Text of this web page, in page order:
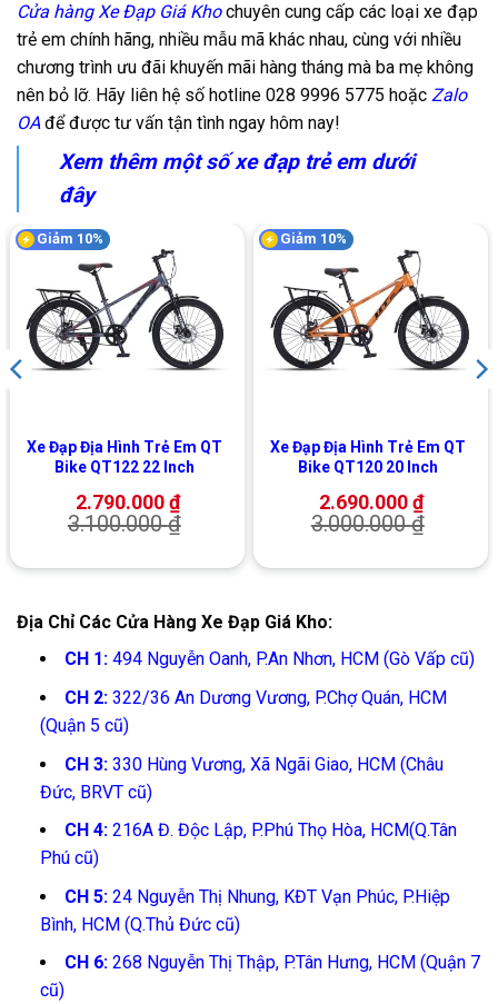
Cửa hàng Xe Đạp Giá Khochuyên cung cấp các loại xe đạp
trẻ em chính hãng, nhiều mẫu mã khác nhau, cùng với nhiều
chương trình ưu đãi khuyến mãi hàng tháng mà ba mẹ không
nên bỏ lỡ. Hãy liên hệ số hotline 028 9996 5775 hoặc Zalo
OAđể được tư vấn tận tình ngay hôm nay!
Xem thêm một số xe đạp trẻ em dưới
đây
Giảm 10%
Xe Đạp Địa Hình Trẻ Em QT
Bike QT122 22 Inch
2.790.000₫
3.100.000₫
Giảm 10%
Xe Đạp Địa Hình Trẻ Em QT
Bike QT120 20 Inch
2.690.000₫
3.000.000₫
Địa Chỉ Các Cửa Hàng Xe Đạp Giá Kho:
CH 1:494 Nguyễn Oanh, P.An Nhơn, HCM (Gò Vấp cũ)
CH 2:322/36 An Dương Vương, P.Chợ Quán, HCM
(Quận 5 cũ)
CH 3:330 Hùng Vương, Xã Ngãi Giao, HCM (Châu
Đức, BRVT cũ)
CH 4:216A Đ. Độc Lập, P.Phú Thọ Hòa, HCM(Q.Tân
Phú cũ)
CH 5:24 Nguyễn Thị Nhung, KĐT Vạn Phúc, P.Hiệp
Bình, HCM (Q.Thủ Đức cũ)
CH 6:268 Nguyễn Thị Thập, P.Tân Hưng, HCM (Quận 7
cũ)